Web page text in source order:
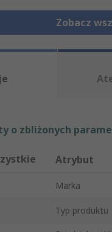
Zobacz
o zbliżonych
Atrybut
Marka
Typ produktu